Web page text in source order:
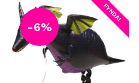
6%
FYNDA!